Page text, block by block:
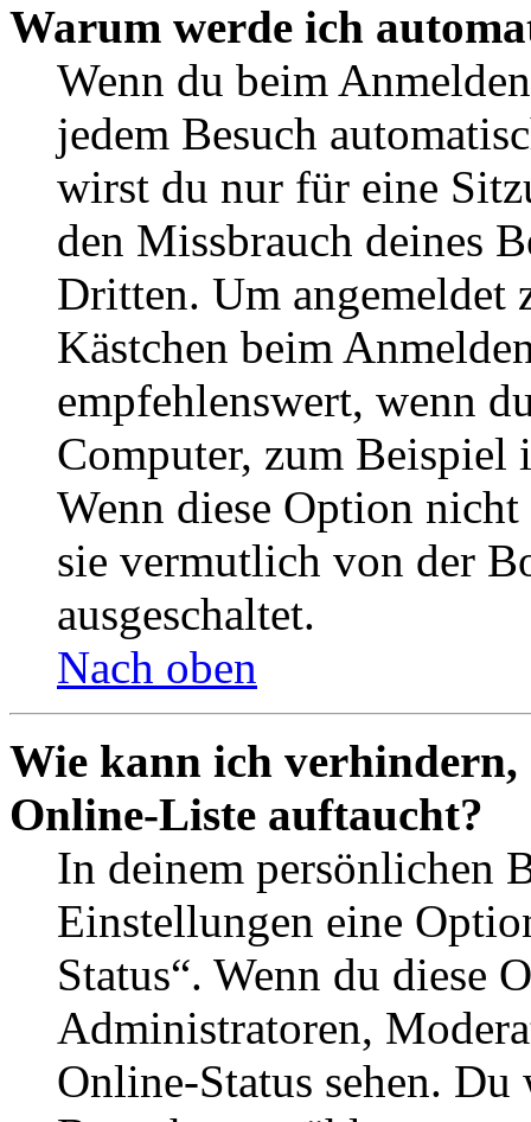
Warum werde ich
Wenn du beim
jedem Besuch
wirst du nur für eine
den Missbrauch deines
Dritten. Um angemeldet
Kästchen beim
empfehlenswert, wenn
Computer, zum Beispiel
Wenn diese Option
sie vermutlich von der
ausgeschaltet.
Nach oben
Wie kann ich verhindern,
Online-Liste auftaucht?
In deinem persönlichen
Einstellungen eine
Status“. Wenn du diese
Administratoren,
Online-Status sehen.